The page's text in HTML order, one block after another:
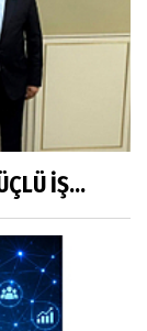
İŞ...